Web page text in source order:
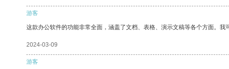
游客
这款办公软件的功能非常全面，涵盖了文档、表格、演示文稿等各个方面。我
2024-03-09
游客